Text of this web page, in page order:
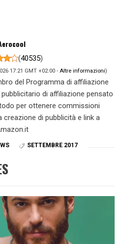
(40535)
17:21 GMT +02:00 - Altre informazioni)
del Programma di affiliazione
di affiliazione pensato
per ottenere commissioni
creazione di pubblicità e link a
SETTEMBRE 2017